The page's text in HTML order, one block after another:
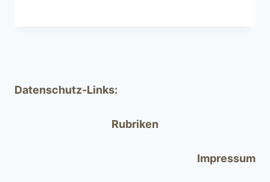
Datenschutz-Links:
Rubriken
Impressum